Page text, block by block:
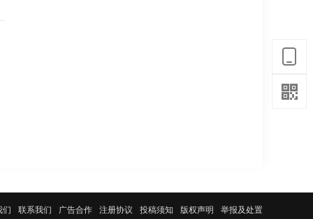
们 联系我们 广告合作 注册协议 投稿须知 版权声明 举报及处置